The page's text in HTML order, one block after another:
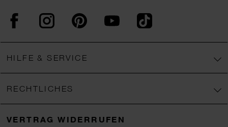
FacebookInstagram PinterestYouTubeTikTok
HILFE & SERVICE
RECHTLICHES
VERTRAG WIDERRUFEN